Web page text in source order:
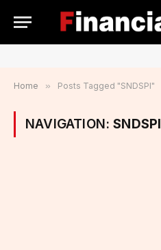
Home » Posts Tagged "SNDSPI"
NAVIGATION:SNDSPI